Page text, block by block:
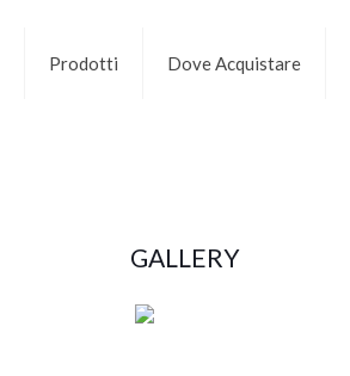
Prodotti Dove Acquistare
GALLERY